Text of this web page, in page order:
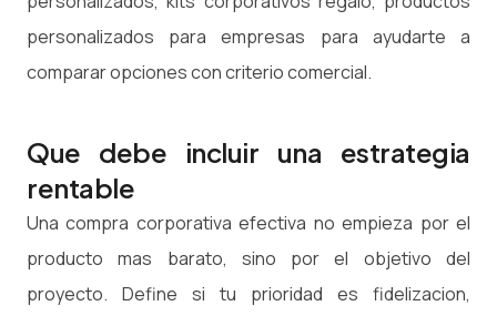
personalizados para empresas para ayudarte a
comparar opciones con criterio comercial.
Que debe incluir una estrategia
rentable
Una compra corporativa efectiva no empieza por el
producto mas barato, sino por el objetivo del
proyecto. Define si tu prioridad es fidelizacion,